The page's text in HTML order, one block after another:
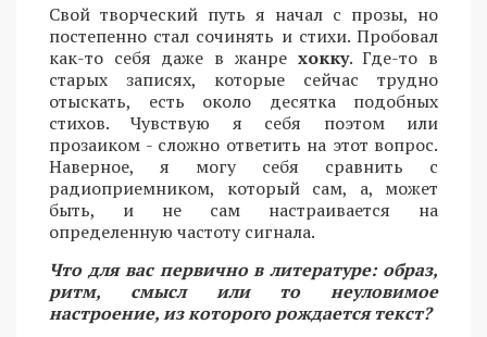
Свой творческий путь я начал с прозы, но
постепенно стал сочинять и стихи. Пробовал
как-то себя даже в жанре хокку. Где-то в
старых записях, которые сейчас трудно
отыскать, есть около десятка подобных
стихов. Чувствую я себя поэтом или
прозаиком - сложно ответить на этот вопрос.
Наверное, я могу себя сравнить с
радиоприемником, который сам, а, может
быть, и не сам настраивается на
определенную частоту сигнала.
Что для вас первично в литературе: образ,
ритм, смысл или то неуловимое
настроение, из которого рождается текст?